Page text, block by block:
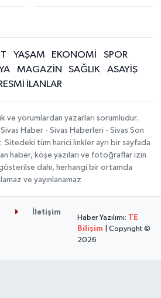
YAŞAM EKONOMİ
SPOR
MAGAZİN SAĞLIK
ASAYİŞ
İLANLAR
ve yorumlardan yazarları sorumludur.
Haber - Sivas Haberleri - Sivas Son
Sitedeki tüm harici linkler ayrı bir sayfada
haber, köşe yazıları ve fotoğraflar izin
gösterilse dahi, herhangi bir ortamda
ve yayınlanamaz
İletişim
Haber Yazılımı: TE
Bilişim | Copyright ©
2026